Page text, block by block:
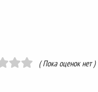
( Пока оценок нет )